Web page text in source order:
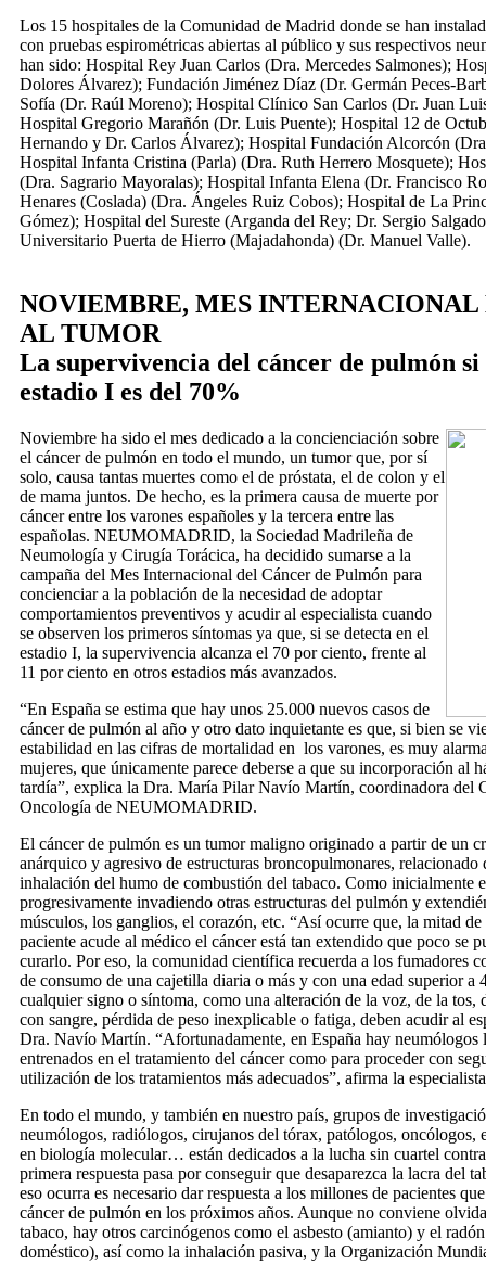
Los 15 hospitales de la Comunidad de Madrid donde se han
con pruebas espirométricas abiertas al público y sus respectivos
han sido: Hospital Rey Juan Carlos (Dra. Mercedes Salmones);
Dolores Álvarez); Fundación Jiménez Díaz (Dr. Germán Peces-
Sofía (Dr. Raúl Moreno); Hospital Clínico San Carlos (Dr. Juan
Hospital Gregorio Marañón (Dr. Luis Puente); Hospital 12 de
Hernando y Dr. Carlos Álvarez); Hospital Fundación Alcorcón
Hospital Infanta Cristina (Parla) (Dra. Ruth Herrero Mosquete);
(Dra. Sagrario Mayoralas); Hospital Infanta Elena (Dr. Francisco
Henares (Coslada) (Dra. Ángeles Ruiz Cobos); Hospital de La
Gómez); Hospital del Sureste (Arganda del Rey; Dr. Sergio
Universitario Puerta de Hierro (Majadahonda) (Dr. Manuel Valle).
NOVIEMBRE, MES INTERNACIONAL
AL TUMOR
La supervivencia del cáncer de pulmón si
estadio I es del 70%
Noviembre ha sido el mes dedicado a la concienciación sobre
el cáncer de pulmón en todo el mundo, un tumor que, por sí
solo, causa tantas muertes como el de próstata, el de colon y el
de mama juntos. De hecho, es la primera causa de muerte por
cáncer entre los varones españoles y la tercera entre las
españolas. NEUMOMADRID, la Sociedad Madrileña de
Neumología y Cirugía Torácica, ha decidido sumarse a la
campaña del Mes Internacional del Cáncer de Pulmón para
concienciar a la población de la necesidad de adoptar
comportamientos preventivos y acudir al especialista cuando
se observen los primeros síntomas ya que, si se detecta en el
estadio I, la supervivencia alcanza el 70 por ciento, frente al
11 por ciento en otros estadios más avanzados.
“En España se estima que hay unos 25.000 nuevos casos de
cáncer de pulmón al año y otro dato inquietante es que, si bien se
estabilidad en las cifras de mortalidad en los varones, es muy
mujeres, que únicamente parece deberse a que su incorporación al
tardía”, explica la Dra. María Pilar Navío Martín, coordinadora del
Oncología de NEUMOMADRID.
El cáncer de pulmón es un tumor maligno originado a partir de un
anárquico y agresivo de estructuras broncopulmonares, relacionado
inhalación del humo de combustión del tabaco. Como inicialmente
progresivamente invadiendo otras estructuras del pulmón y
músculos, los ganglios, el corazón, etc. “Así ocurre que, la mitad de
paciente acude al médico el cáncer está tan extendido que poco se
curarlo. Por eso, la comunidad científica recuerda a los fumadores
de consumo de una cajetilla diaria o más y con una edad superior a
cualquier signo o síntoma, como una alteración de la voz, de la tos,
con sangre, pérdida de peso inexplicable o fatiga, deben acudir al
Dra. Navío Martín. “Afortunadamente, en España hay neumólogos
entrenados en el tratamiento del cáncer como para proceder con
utilización de los tratamientos más adecuados”, afirma la
En todo el mundo, y también en nuestro país, grupos de
neumólogos, radiólogos, cirujanos del tórax, patólogos, oncólogos,
en biología molecular… están dedicados a la lucha sin cuartel
primera respuesta pasa por conseguir que desaparezca la lacra del
eso ocurra es necesario dar respuesta a los millones de pacientes
cáncer de pulmón en los próximos años. Aunque no conviene
tabaco, hay otros carcinógenos como el asbesto (amianto) y el
doméstico), así como la inhalación pasiva, y la Organización